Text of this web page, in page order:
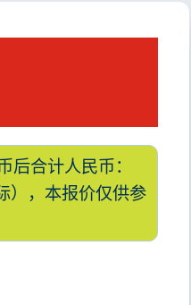
合计人民币：
），本报价仅供参